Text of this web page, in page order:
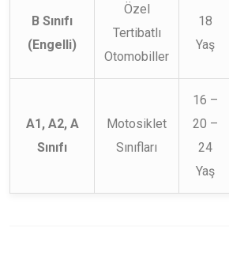
B Sınıfı
(Engelli)
Özel
Tertibatlı
Otomobiller
18
Yaş
A1, A2, A
Sınıfı
Motosiklet
Sınıfları
16 –
20 –
24
Yaş